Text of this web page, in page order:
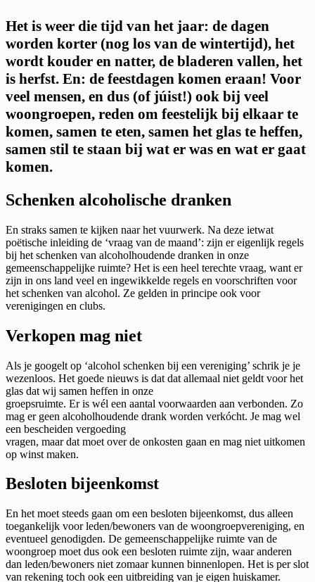
Het is weer die tijd van het jaar: de dagen
worden korter (nog los van de wintertijd), het
wordt kouder en natter, de bladeren vallen, het
is herfst. En: de feestdagen komen eraan! Voor
veel mensen, en dus (of júist!) ook bij veel
woongroepen, reden om feestelijk bij elkaar te
komen, samen te eten, samen het glas te heffen,
samen stil te staan bij wat er was en wat er gaat
komen.
Schenken alcoholische dranken
En straks samen te kijken naar het vuurwerk. Na deze ietwat
poëtische inleiding de ‘vraag van de maand’: zijn er eigenlijk regels
bij het schenken van alcoholhoudende dranken in onze
gemeenschappelijke ruimte? Het is een heel terechte vraag, want er
zijn in ons land veel en ingewikkelde regels en voorschriften voor
het schenken van alcohol. Ze gelden in principe ook voor
verenigingen en clubs.
Verkopen mag niet
Als je googelt op ‘alcohol schenken bij een vereniging’ schrik je je
wezenloos. Het goede nieuws is dat dat allemaal niet geldt voor het
glas dat wij samen heffen in onze
groepsruimte. Er is wél een aantal voorwaarden aan verbonden. Zo
mag er geen alcoholhoudende drank worden verkócht. Je mag wel
een bescheiden vergoeding
vragen, maar dat moet over de onkosten gaan en mag niet uitkomen
op winst maken.
Besloten bijeenkomst
En het moet steeds gaan om een besloten bijeenkomst, dus alleen
toegankelijk voor leden/bewoners van de woongroepvereniging, en
eventueel genodigden. De gemeenschappelijke ruimte van de
woongroep moet dus ook een besloten ruimte zijn, waar anderen
dan leden/bewoners niet zomaar kunnen binnenlopen. Het is per slot
van rekening toch ook een uitbreiding van je eigen huiskamer.